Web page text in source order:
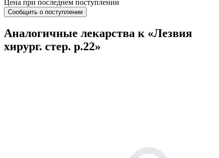
Цена при последнем поступлении
Сообщить о поступлении
Аналогичные лекарства к «Лезвия
хирург. стер. р.22»